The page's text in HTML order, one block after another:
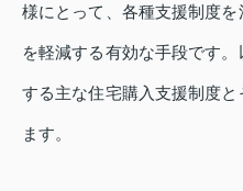
様にとって、各種支援制度
を軽減する有効な手段です
する主な住宅購入支援制度
ます。